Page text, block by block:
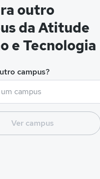
outro
da Atitude
e Tecnologia
campus?
Ver campus